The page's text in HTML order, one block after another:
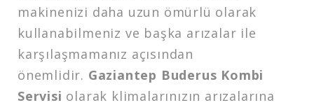
makinenizi daha uzun ömürlü olarak
kullanabilmeniz ve başka arızalar ile
karşılaşmamanız açısından
önemlidir. Gaziantep Buderus Kombi
Servisi olarak klimalarınızın arızalarına